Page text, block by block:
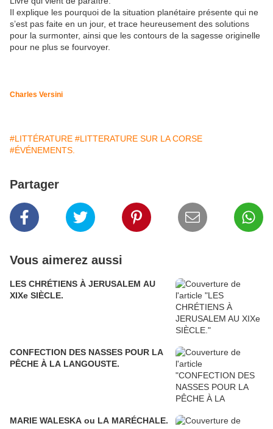
Il explique les pourquoi de la situation planétaire présente qui ne
s’est pas faite en un jour, et trace heureusement des solutions
pour la surmonter, ainsi que les contours de la sagesse originelle
pour ne plus se fourvoyer.
Charles Versini
#LITTÉRATURE #LITTERATURE SUR LA CORSE
#ÉVÉNEMENTS.
Partager
Vous aimerez aussi
LES CHRÉTIENS À JERUSALEM AU
XIXe SIÈCLE.
CONFECTION DES NASSES POUR LA
PÊCHE À LA LANGOUSTE.
MARIE WALESKA ou LA MARÉCHALE.